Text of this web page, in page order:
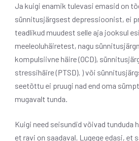
Ja kuigi enamik tulevasi emasid on
sünnitusjärgsest depressioonist, ei
teadlikud muudest selle aja jooksul
meeleoluhäiretest, nagu
kompulsiivne häire (OCD),
stressihäire (PTSD). ) või
seetõttu ei pruugi nad end oma
mugavalt tunda.
Kuigi need seisundid võivad tunduda
et ravi on saadaval. Lugege edasi, et